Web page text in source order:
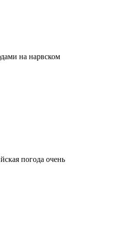
на нарвском
погода очень